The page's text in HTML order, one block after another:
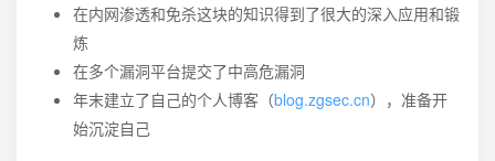
在内网渗透和免杀这块的知识得到了很大的深入应用和锻
炼
在多个漏洞平台提交了中高危漏洞
年末建立了自己的个人博客（blog.zgsec.cn），准备开
始沉淀自己